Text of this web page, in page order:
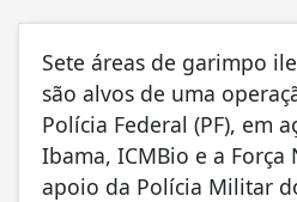
Sete áreas de garimpo
são alvos de uma
Polícia Federal (PF), em
Ibama, ICMBio e a Força
apoio da Polícia Militar